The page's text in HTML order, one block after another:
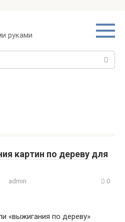
руками
картин по дереву для
admin 0
«выжигания по дереву»